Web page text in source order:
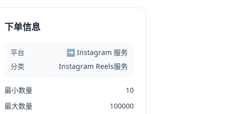
下单信息
平台
➡️ Instagram 服务
分类
Instagram Reels服务
最小数量
10
最大数量
100000